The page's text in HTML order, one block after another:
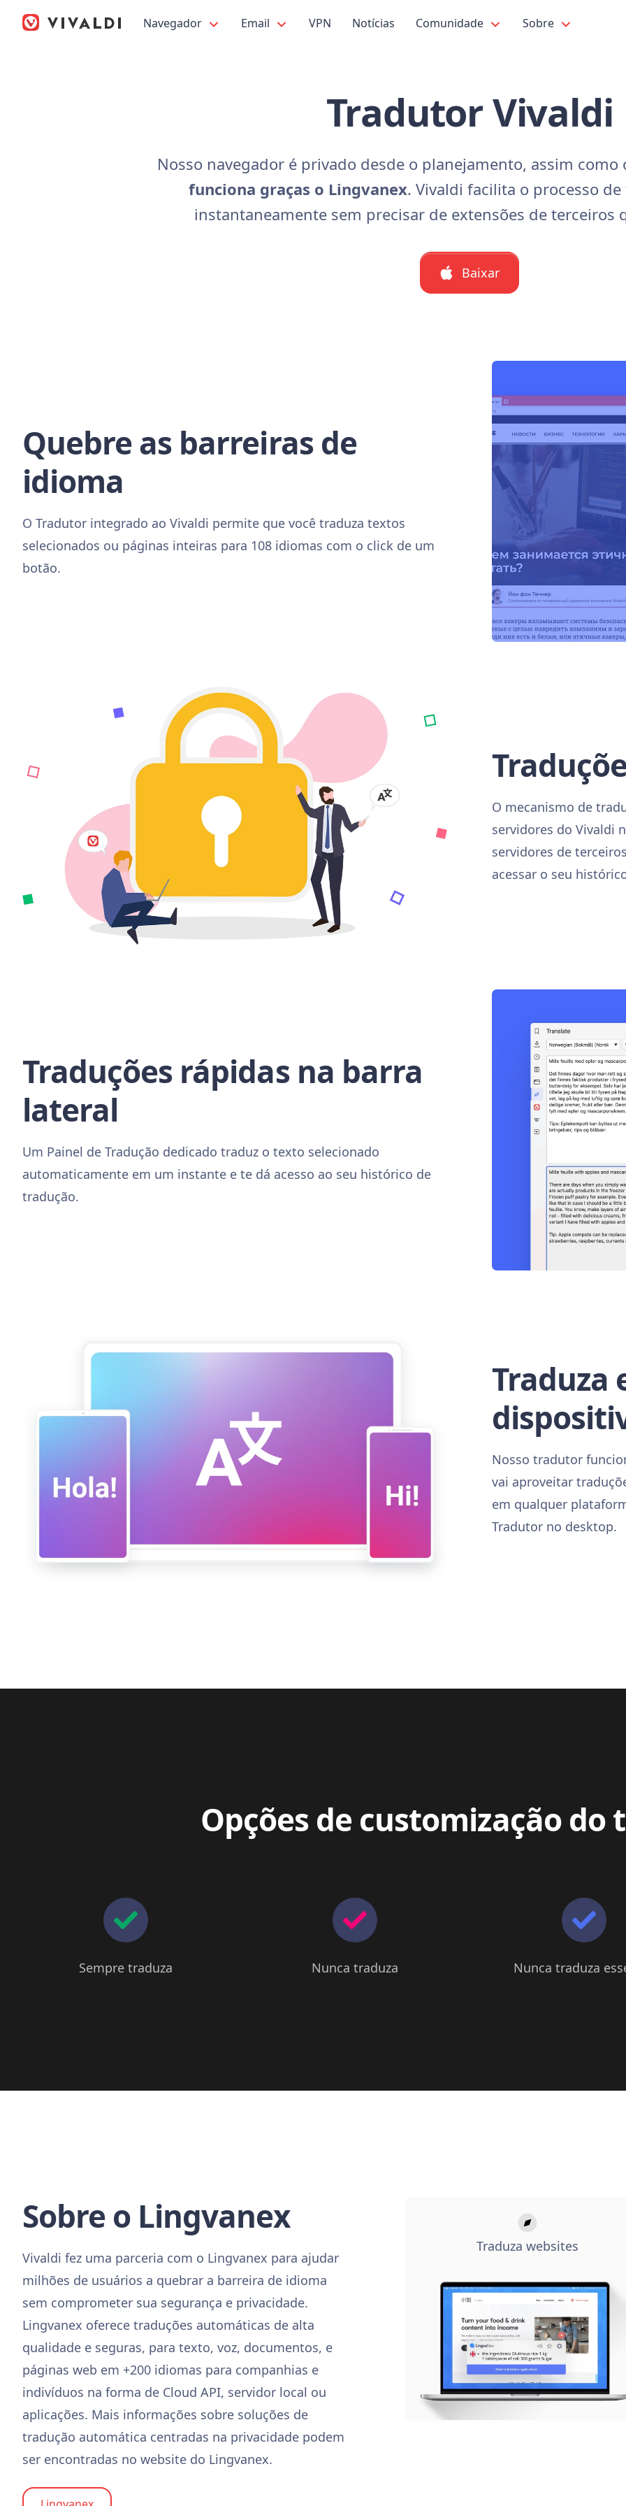
Navegador Email VPN Notícias Comunidade Sobre
Tradutor Vivaldi
Nosso navegador é privado desde o planejamento, assim como
funciona graças o Lingvanex. Vivaldi facilita o processo
instantaneamente sem precisar de extensões de terceiros
Baixar
Quebre as barreiras de
idioma
O Tradutor integrado ao Vivaldi permite que você traduza textos
selecionados ou páginas inteiras para 108 idiomas com o click de um
botão.
O mecanismo de
servidores do Vivaldi
servidores de
acessar o seu
Traduções rápidas na barra
lateral
Um Painel de Tradução dedicado traduz o texto selecionado
automaticamente em um instante e te dá acesso ao seu histórico de
tradução.
Traduza
Nosso tradutor
vai aproveitar
em qualquer
Tradutor no desktop.
Opções de customização
Sempre traduza Nunca traduza Nunca traduza
Sobre o Lingvanex
Vivaldi fez uma parceria com o Lingvanex para ajudar
milhões de usuários a quebrar a barreira de idioma
sem comprometer sua segurança e privacidade.
Lingvanex oferece traduções automáticas de alta
qualidade e seguras, para texto, voz, documentos, e
páginas web em +200 idiomas para companhias e
indivíduos na forma de Cloud API, servidor local ou
aplicações. Mais informações sobre soluções de
tradução automática centradas na privacidade podem
ser encontradas no website do Lingvanex.
Traduza websites